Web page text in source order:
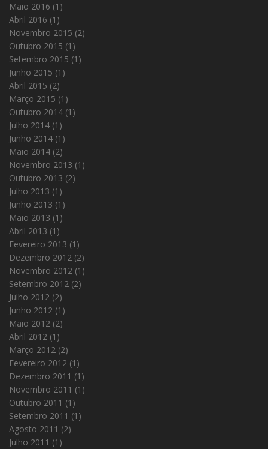
Maio 2016 (1)
Abril 2016 (1)
Novembro 2015 (2)
Outubro 2015 (1)
Setembro 2015 (1)
Junho 2015 (1)
Abril 2015 (2)
Março 2015 (1)
Outubro 2014 (1)
Julho 2014 (1)
Junho 2014 (1)
Maio 2014 (2)
Novembro 2013 (1)
Outubro 2013 (2)
Julho 2013 (1)
Junho 2013 (1)
Maio 2013 (1)
Abril 2013 (1)
Fevereiro 2013 (1)
Dezembro 2012 (2)
Novembro 2012 (1)
Setembro 2012 (2)
Julho 2012 (2)
Junho 2012 (1)
Maio 2012 (2)
Abril 2012 (1)
Março 2012 (2)
Fevereiro 2012 (1)
Dezembro 2011 (1)
Novembro 2011 (1)
Outubro 2011 (1)
Setembro 2011 (1)
Agosto 2011 (2)
Julho 2011 (1)